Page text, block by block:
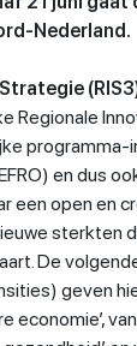
Nederland.
Regionale
programma-
en dus
een open en
sterkten
De
geven
economie’,